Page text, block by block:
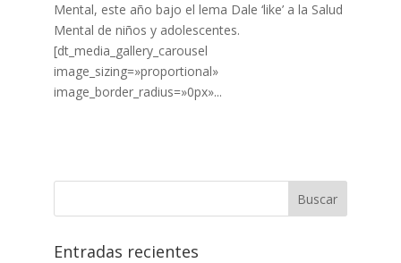
Mental, este año bajo el lema Dale ‘like’ a la Salud
Mental de niños y adolescentes.
[dt_media_gallery_carousel
image_sizing=»proportional»
image_border_radius=»0px»...
Entradas recientes